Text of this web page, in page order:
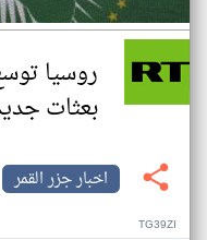
روسيا
بعثات جديدة في 4
اخبار جزر القمر
TG39ZI